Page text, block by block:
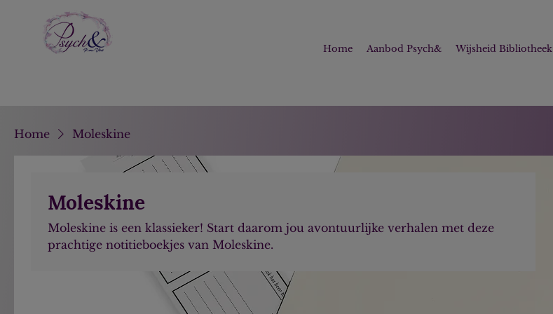
Home Aanbod Psych& Wijsheid Bibliotheek
Home Moleskine
Moleskine
Moleskine is een klassieker! Start daarom jou avontuurlijke verhalen met deze
prachtige notitieboekjes van Moleskine.